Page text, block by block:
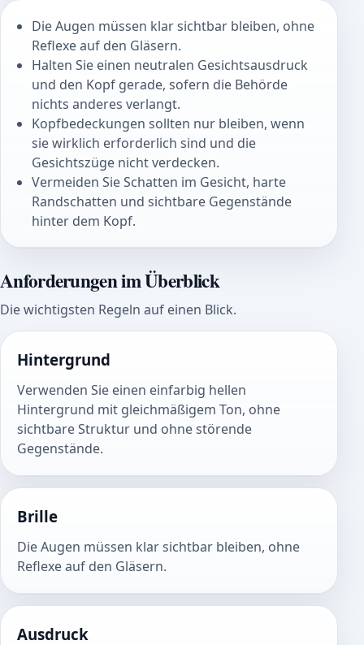
Die Augen müssen klar sichtbar bleiben, ohne
Reflexe auf den Gläsern.
Halten Sie einen neutralen Gesichtsausdruck
und den Kopf gerade, sofern die Behörde
nichts anderes verlangt.
Kopfbedeckungen sollten nur bleiben, wenn
sie wirklich erforderlich sind und die
Gesichtszüge nicht verdecken.
Vermeiden Sie Schatten im Gesicht, harte
Randschatten und sichtbare Gegenstände
hinter dem Kopf.
Anforderungen im Überblick
Die wichtigsten Regeln auf einen Blick.
Hintergrund
Verwenden Sie einen einfarbig hellen
Hintergrund mit gleichmäßigem Ton, ohne
sichtbare Struktur und ohne störende
Gegenstände.
Brille
Die Augen müssen klar sichtbar bleiben, ohne
Reflexe auf den Gläsern.
Ausdruck